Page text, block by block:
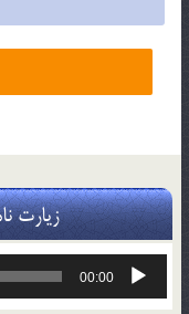
زیارت
پخش‌کننده
00:00